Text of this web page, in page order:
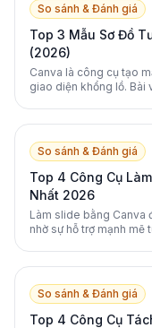
So sánh & Đánh giá
Top 3 Mẫu Sơ Đồ
(2026)
Canva là công cụ tạo
giao diện khổng lồ. Bài
So sánh & Đánh giá
Top 4 Công Cụ
Nhất 2026
Làm slide bằng Canva
nhờ sự hỗ trợ mạnh mẽ
So sánh & Đánh giá
Top 4 Công Cụ